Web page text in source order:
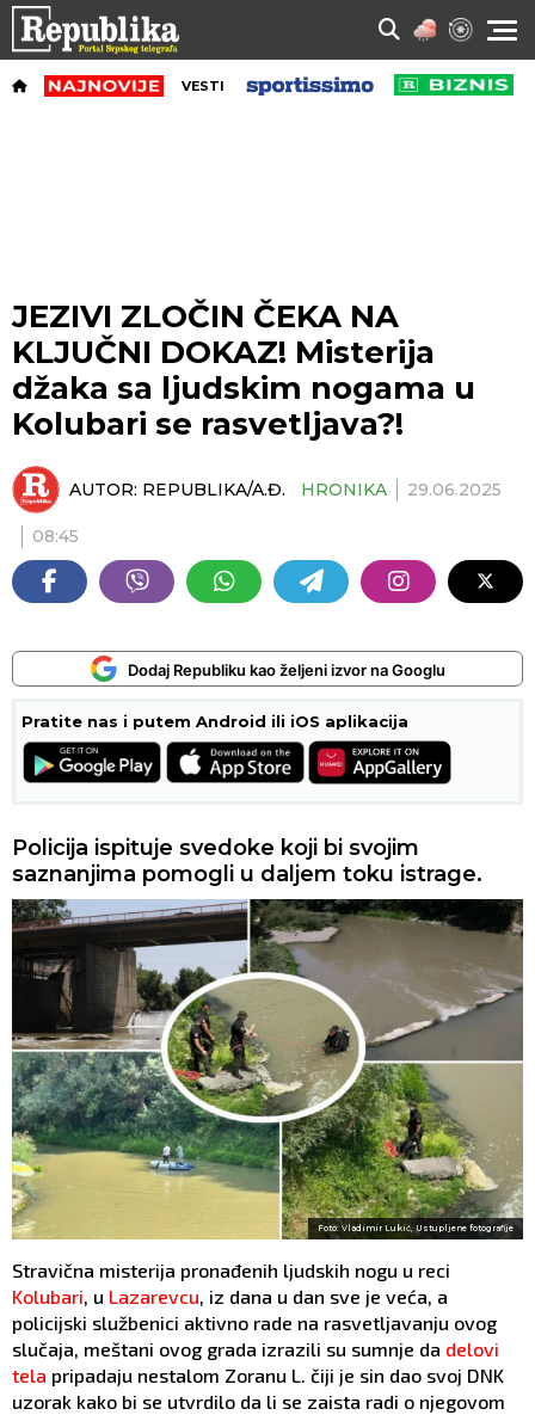
VESTI
JEZIVI ZLOČIN ČEKA NA
KLJUČNI DOKAZ! Misterija
džaka sa ljudskim nogama u
Kolubari se rasvetljava?!
AUTOR: REPUBLIKA/A.Đ. HRONIKA 29.06.2025
08:45
Dodaj Republiku kao željeni izvor na Googlu
Pratite nas i putem Android ili iOS aplikacija
Policija ispituje svedoke koji bi svojim
saznanjima pomogli u daljem toku istrage.
Foto: Vladimir Lukić, Ustupljene fotografije
Stravična misterija pronađenih ljudskih nogu u reci
Kolubari, u Lazarevcu, iz dana u dan sve je veća, a
policijski službenici aktivno rade na rasvetljavanju ovog
slučaja, meštani ovog grada izrazili su sumnje da delovi
tela pripadaju nestalom Zoranu L. čiji je sin dao svoj DNK
uzorak kako bi se utvrdilo da li se zaista radi o njegovom